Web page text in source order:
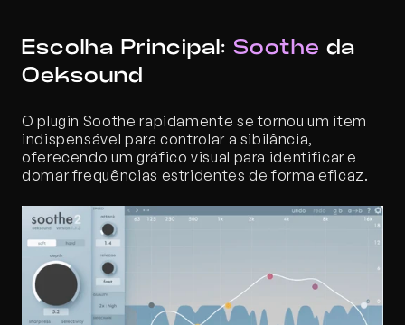
Escolha Principal: Soothe da
Oeksound
O plugin Soothe rapidamente se tornou um item
indispensável para controlar a sibilância,
oferecendo um gráfico visual para identificar e
domar frequências estridentes de forma eficaz.